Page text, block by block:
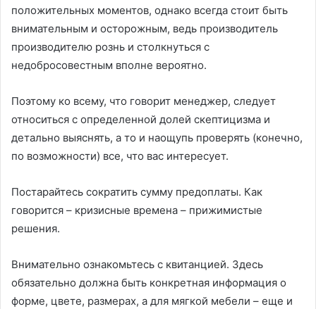
положительных моментов, однако всегда стоит быть
внимательным и осторожным, ведь производитель
производителю рознь и столкнуться с
недобросовестным вполне вероятно.
Поэтому ко всему, что говорит менеджер, следует
относиться с определенной долей скептицизма и
детально выяснять, а то и наощупь проверять (конечно,
по возможности) все, что вас интересует.
Постарайтесь сократить сумму предоплаты. Как
говорится – кризисные времена – прижимистые
решения.
Внимательно ознакомьтесь с квитанцией. Здесь
обязательно должна быть конкретная информация о
форме, цвете, размерах, а для мягкой мебели – еще и